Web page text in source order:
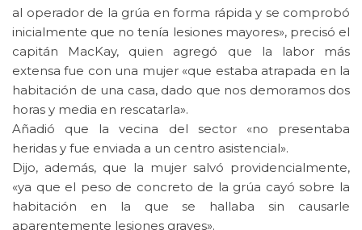
al operador de la grúa en forma rápida y se comprobó
inicialmente que no tenía lesiones mayores», precisó el
capitán MacKay, quien agregó que la labor más
extensa fue con una mujer «que estaba atrapada en la
habitación de una casa, dado que nos demoramos dos
horas y media en rescatarla».
Añadió que la vecina del sector «no presentaba
heridas y fue enviada a un centro asistencial».
Dijo, además, que la mujer salvó providencialmente,
«ya que el peso de concreto de la grúa cayó sobre la
habitación en la que se hallaba sin causarle
aparentemente lesiones graves».